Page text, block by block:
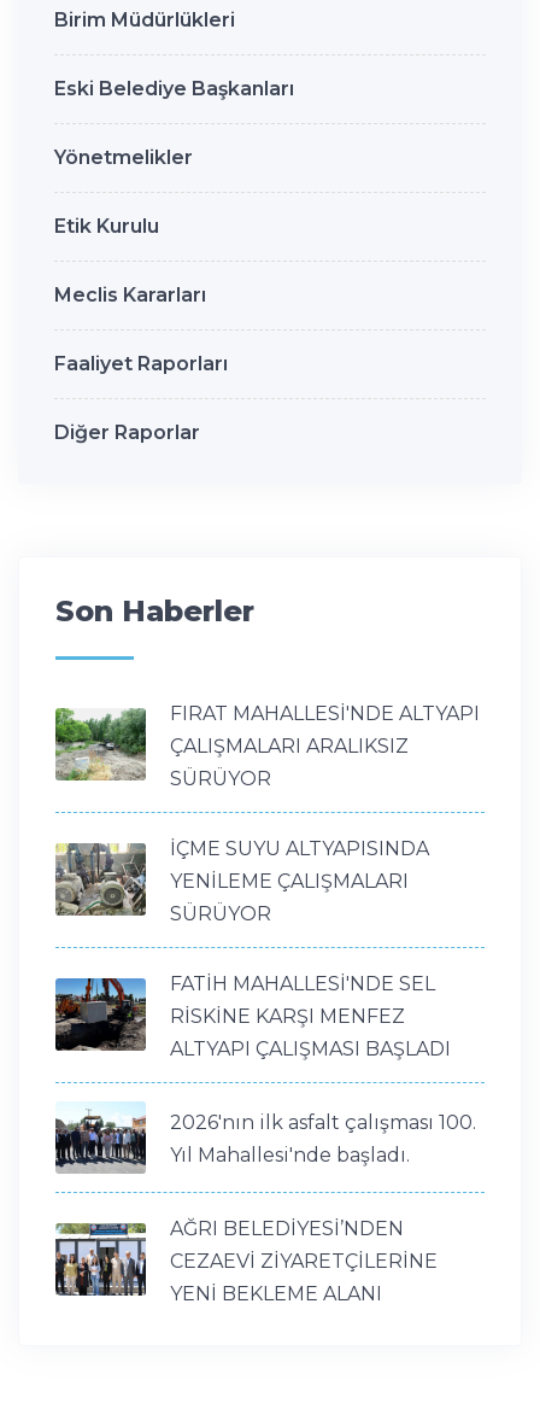
Birim Müdürlükleri
Eski Belediye Başkanları
Yönetmelikler
Etik Kurulu
Meclis Kararları
Faaliyet Raporları
Diğer Raporlar
Son Haberler
FIRAT MAHALLESİ'NDE ALTYAPI
ÇALIŞMALARI ARALIKSIZ
SÜRÜYOR
İÇME SUYU ALTYAPISINDA
YENİLEME ÇALIŞMALARI
SÜRÜYOR
FATİH MAHALLESİ'NDE SEL
RİSKİNE KARŞI MENFEZ
ALTYAPI ÇALIŞMASI BAŞLADI
2026'nın ilk asfalt çalışması 100.
Yıl Mahallesi'nde başladı.
AĞRI BELEDİYESİ’NDEN
CEZAEVİ ZİYARETÇİLERİNE
YENİ BEKLEME ALANI